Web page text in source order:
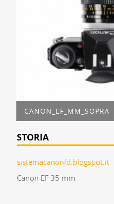
CANON_EF_MM_SOPRA
STORIA
sistemacanonfd.blogspot.it
Canon EF 35 mm